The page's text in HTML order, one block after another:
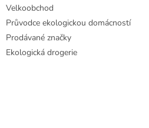
Velkoobchod
Průvodce ekologickou domácností
Prodávané značky
Ekologická drogerie